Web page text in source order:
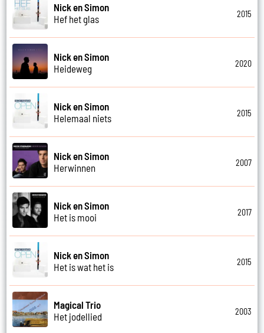
Nick en Simon
Hef het glas
2015
Nick en Simon
Heideweg
2020
Nick en Simon
Helemaal niets
2015
Nick en Simon
Herwinnen
2007
Nick en Simon
Het is mooi
2017
Nick en Simon
Het is wat het is
2015
Magical Trio
Het jodellied
2003